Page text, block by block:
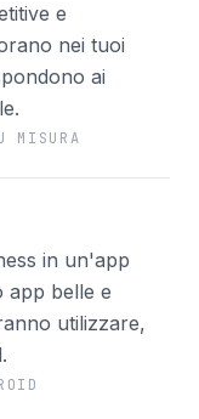
e
nei tuoi
ai
MISURA
in un'app
app belle e
utilizzare,